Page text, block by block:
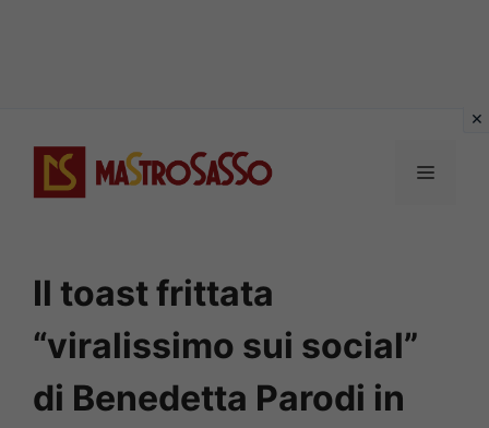
contenuto
MENU
Il toast frittata
“viralissimo sui social”
di Benedetta Parodi in